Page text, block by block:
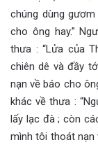
chúng dùng
cho ông hay.”
thưa : “Lửa của
chiên dê và đầy
nạn về báo cho
khác về thưa :
lấy lạc đà ; còn
mình tôi thoát nạn